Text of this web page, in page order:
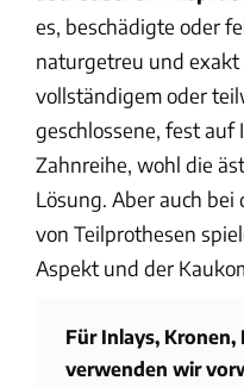
es, beschädigte oder
naturgetreu und
vollständigem oder
geschlossene, fest
Zahnreihe, wohl die
Lösung. Aber auch
von Teilprothesen
Aspekt und der
Für Inlays, Kronen,
verwenden wir